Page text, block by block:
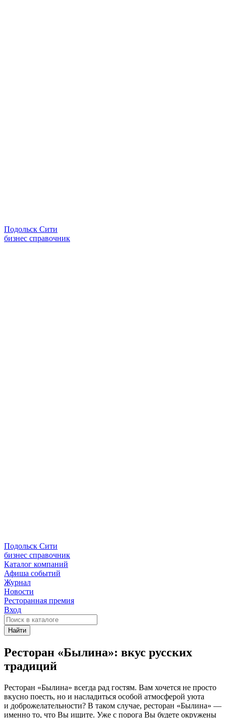
Подольск Сити
бизнес справочник
Подольск Сити
бизнес справочник
Каталог компаний
Афиша событий
Журнал
Новости
Ресторанная премия
Вход
Найти
Ресторан «Былина»: вкус русских
традиций
Ресторан «Былина» всегда рад гостям. Вам хочется не просто
вкусно поесть, но и насладиться особой атмосферой уюта
и доброжелательности? В таком случае, ресторан «Былина» —
именно то, что Вы ищите. Уже с порога Вы будете окружены